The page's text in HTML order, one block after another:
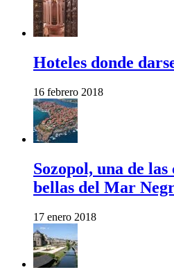
Hoteles donde
16 febrero 2018
Sozopol, una de las
bellas del Mar
17 enero 2018